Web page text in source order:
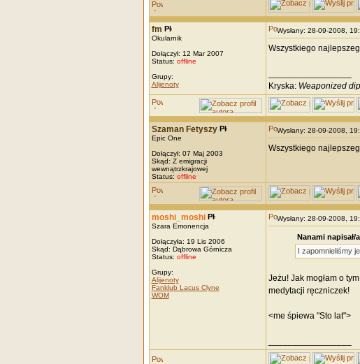
fm
Okularnik
Dołączył: 12 Mar 2007
Status: offline
Grupy:
Alijenoty
Wysłany: 28-09-2008,
Wszystkiego
Kryska: Weaponized
Szaman Fetyszy
Epic One
Dołączył: 07 Maj 2003
Skąd: Z emigracji
wewnątrzkrajowej
Status: offline
Wysłany: 28-09-2008,
Wszystkiego
moshi_moshi
Szara Emonencja
Dołączyła: 19 Lis 2006
Skąd: Dąbrowa Górnicza
Status: offline
Grupy:
Alijenoty
Fanklub Lacus Clyne
WOM
Wysłany: 28-09-2008,
Nanami napisał/
I zapomnieliśmy
Jeżu! Jak mogłam o
medytacji ręczniczek!
<me śpiewa "Sto lat">